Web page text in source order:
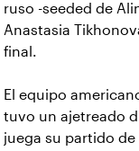
ruso -seeded de
Anastasia
final.
El equipo
tuvo un ajetreado
juega su partido